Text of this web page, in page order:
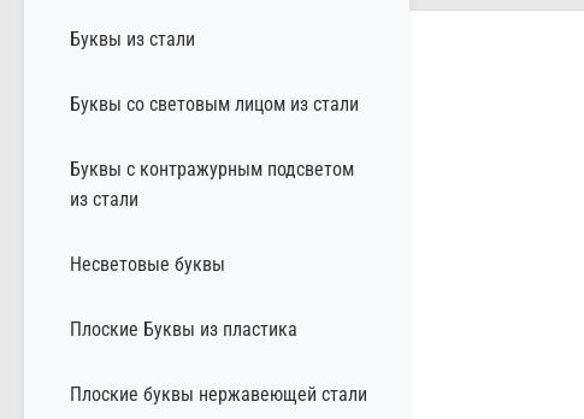
Буквы из стали
Буквы со световым лицом из стали
Буквы с контражурным подсветом
из стали
Несветовые буквы
Плоские Буквы из пластика
Плоские буквы нержавеющей стали